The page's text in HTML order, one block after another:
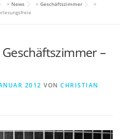
DOWNLOADS
> News > Geschäftszimmer
>
–
2012 VON CHRISTIAN